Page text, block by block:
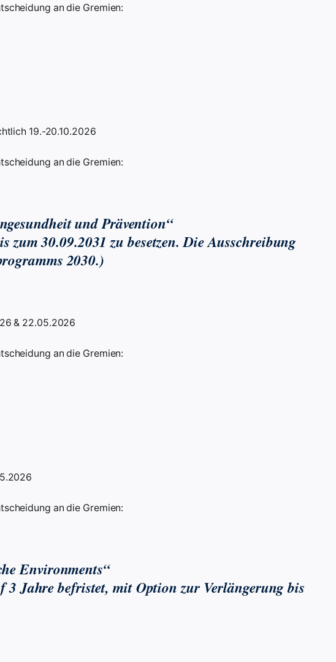
an die Gremien:
19.-20.10.2026
an die Gremien:
und Prävention“
zum 30.09.2031 zu besetzen. Die Ausschreibung
2030.)
& 22.05.2026
an die Gremien:
an die Gremien:
Environments“
3 Jahre befristet, mit Option zur Verlängerung bis